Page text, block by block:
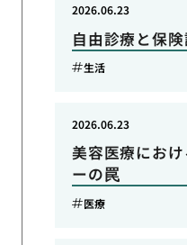
自由診療と保
2026.06.23
生活
美容医療にお
ーの罠
2026.06.23
医療